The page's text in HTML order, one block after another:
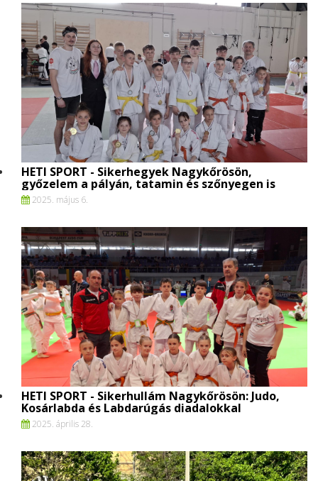
HETI SPORT - Sikerhegyek Nagykőrösön,
győzelem a pályán, tatamin és szőnyegen is
2025. május 6.
HETI SPORT - Sikerhullám Nagykőrösön: Judo,
Kosárlabda és Labdarúgás diadalokkal
2025. április 28.